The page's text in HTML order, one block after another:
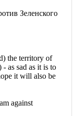
Зеленского
the territory of
as sad as it is to
it will also be
against